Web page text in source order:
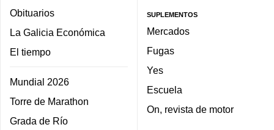
Obituarios
La Galicia Económica
El tiempo
Mundial 2026
Torre de Marathon
Grada de Río
SUPLEMENTOS
Mercados
Fugas
Yes
Escuela
On, revista de motor